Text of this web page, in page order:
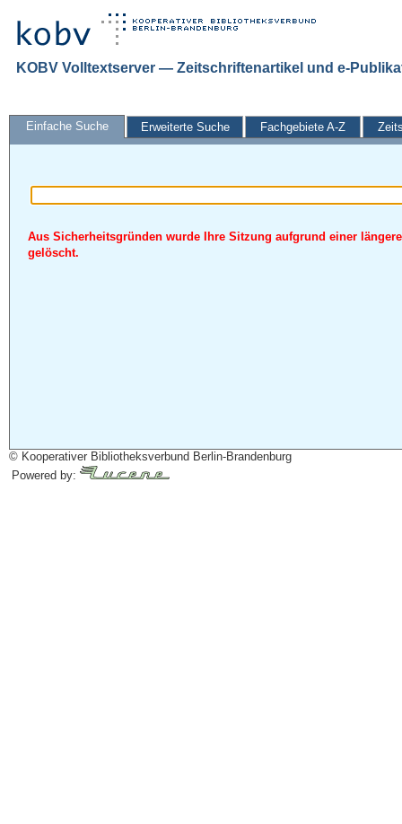
KOBV Volltextserver — Zeitschriftenartikel und e-
Einfache Suche Erweiterte Suche Fachgebiete A-Z
Aus Sicherheitsgründen wurde Ihre Sitzung aufgrund einer
gelöscht.
© Kooperativer Bibliotheksverbund Berlin-Brandenburg
Powered by: